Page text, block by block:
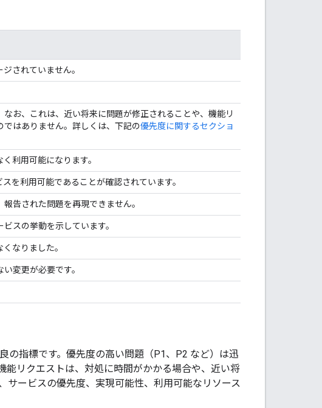
されていません。
お、これは、近い将来に問題が修正されることや、機能リ
はありません。詳しくは、下記の優先度に関するセクショ
利用可能になります。
を利用可能であることが確認されています。
告された問題を再現できません。
スの挙動を示しています。
なりました。
変更が必要です。
の指標です。優先度の高い問題（P1、P2 など）は迅
能リクエストは、対処に時間がかかる場合や、近い将
サービスの優先度、実現可能性、利用可能なリソース